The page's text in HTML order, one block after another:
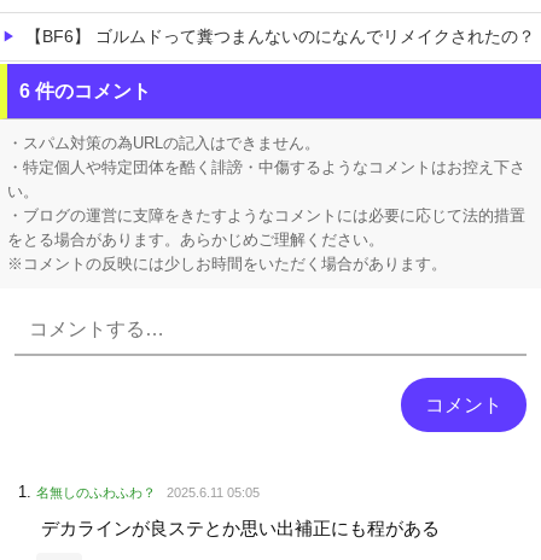
【BF6】 ゴルムドって糞つまんないのになんでリメイクされたの？
なんと「ド痴女専用」のドスケベマンション！？
フロム「ナイトレインチーム解散してターニッシュエディション完成させました」←これｗｗｗｗ
6 件のコメント
・スパム対策の為URLの記入はできません。
・特定個人や特定団体を酷く誹謗・中傷するようなコメントはお控え下さ
い。
・ブログの運営に支障をきたすようなコメントには必要に応じて法的措置
をとる場合があります。あらかじめご理解ください。
※コメントの反映には少しお時間をいただく場合があります。
名無しのふわふわ？ 2025.6.11 05:05
デカラインが良ステとか思い出補正にも程がある